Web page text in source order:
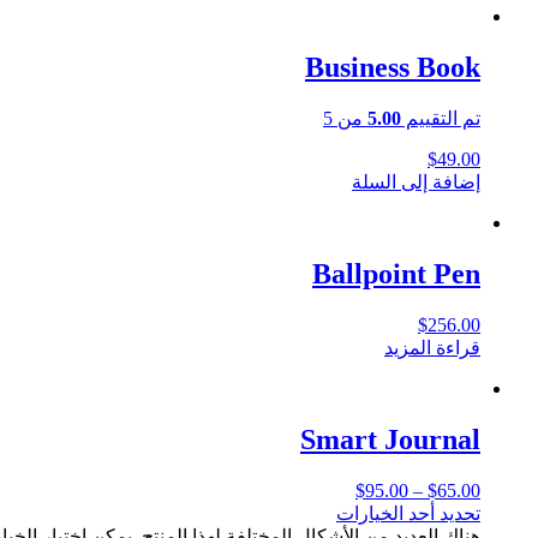
Business Book
تم التقييم 5.00 من 5
$49.00
إضافة إلى السلة
Ballpoint Pen
$256.00
قراءة المزيد
Smart Journal
$65.00
–
$95.00
تحديد أحد الخيارات